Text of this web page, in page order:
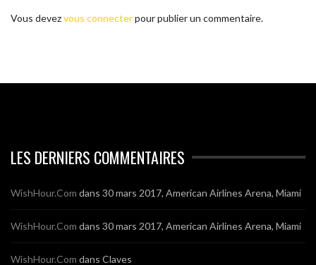
Vous devezvous connecterpour publier un commentaire.
LES DERNIERS COMMENTAIRES
WishHour.Com dans 30 mars 2017, American Airlines Arena, Miami
WishHour.Com dans 30 mars 2017, American Airlines Arena, Miami
WishHour.Com dans Claves